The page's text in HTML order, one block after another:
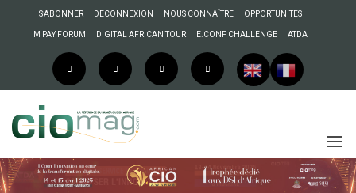
S’ABONNER DECONNEXION NOUS CONNAÎTRE OPPORTUNITES
M PAY FORUM DIGITAL AFRICAN TOUR E.CONF CHALLENGE ATDA